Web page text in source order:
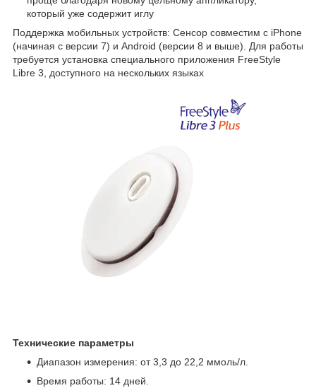
который уже содержит иглу
Поддержка мобильных устройств: Сенсор совместим с iPhone
(начиная с версии 7) и Android (версии 8 и выше). Для работы
требуется установка специального приложения FreeStyle
Libre 3, доступного на нескольких языках
Технические параметры
Диапазон измерения: от 3,3 до 22,2 ммоль/л.
Время работы: 14 дней.